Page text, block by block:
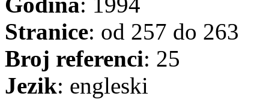
Stranice: od 257 do 263
Broj referenci: 25
Jezik: engleski